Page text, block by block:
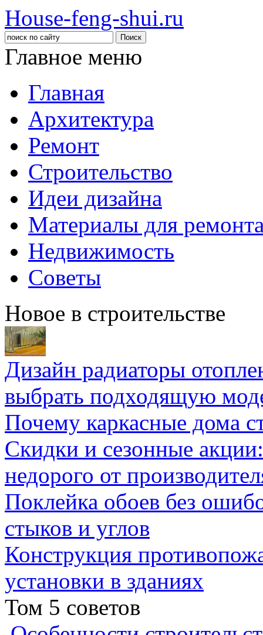
House-feng-shui.ru
Главное меню
Главная
Архитектура
Ремонт
Строительство
Идеи дизайна
Материалы для
Недвижимость
Советы
Новое в строительстве
Дизайн радиаторы
выбрать подходящую
Почему каркасные дома
Скидки и сезонные
недорого от
Поклейка обоев без
стыков и углов
Конструкция
установки в зданиях
Том 5 советов